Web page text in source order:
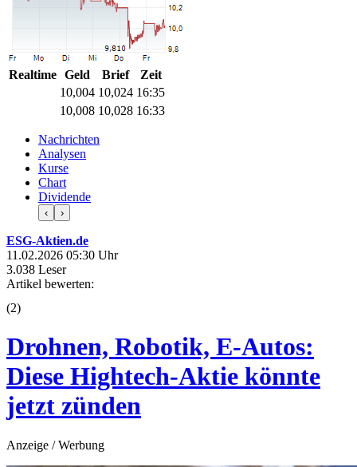
Realtime Geld Brief
Zeit
10,004 10,024 16:35
10,008 10,028 16:33
Nachrichten
Analysen
Kurse
Chart
Dividende
‹ ›
ESG-Aktien.de
11.02.2026 05:30 Uhr
3.038 Leser
Artikel bewerten:
(2)
Drohnen, Robotik, E-Autos:
Diese Hightech-Aktie könnte
jetzt zünden
Anzeige / Werbung